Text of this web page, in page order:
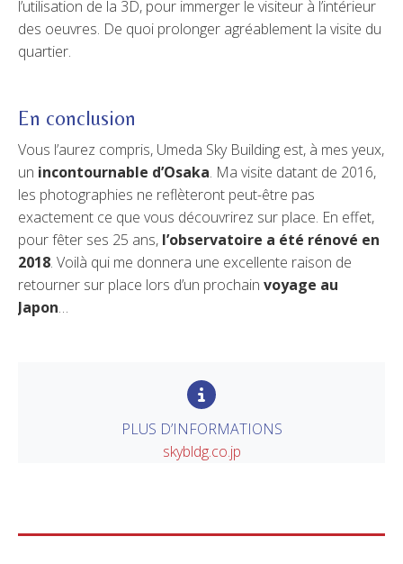
l’utilisation de la 3D, pour immerger le visiteur à l’intérieur
des oeuvres. De quoi prolonger agréablement la visite du
quartier.
En conclusion
Vous l’aurez compris, Umeda Sky Building est, à mes yeux,
un incontournable d’Osaka. Ma visite datant de 2016,
les photographies ne reflèteront peut-être pas
exactement ce que vous découvrirez sur place. En effet,
pour fêter ses 25 ans, l’observatoire a été rénové en
2018. Voilà qui me donnera une excellente raison de
retourner sur place lors d’un prochain voyage au
Japon…
PLUS D’INFORMATIONS
skybldg.co.jp